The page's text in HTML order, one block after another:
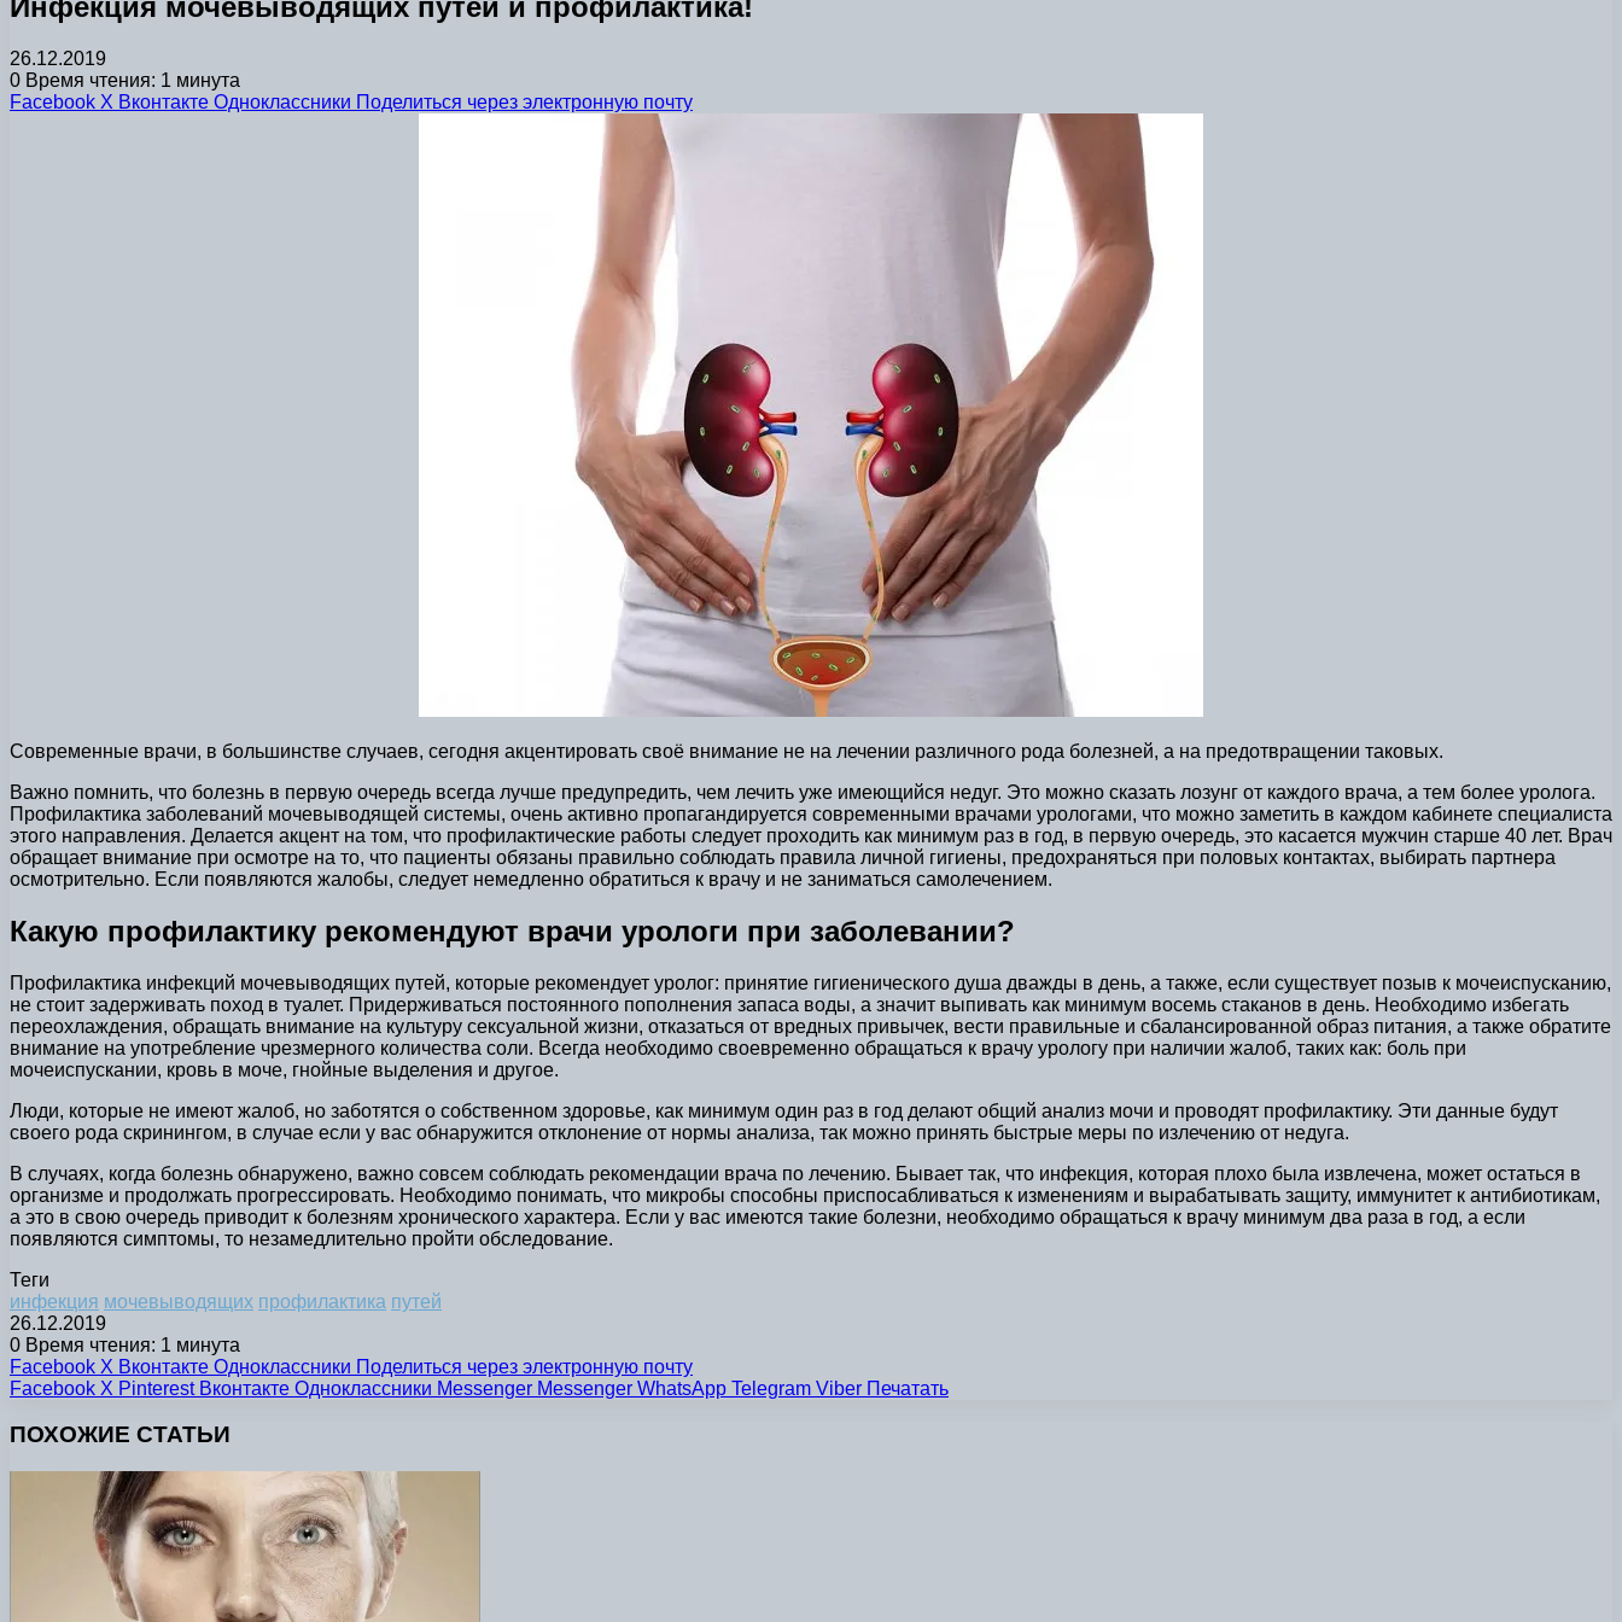
Инфекция мочевыводящих путей и профилактика!
26.12.2019
0 Время чтения: 1 минута
Facebook X Вконтакте Одноклассники Поделиться через электронную почту
Современные врачи, в большинстве случаев, сегодня акцентировать своё внимание не на лечении различного рода болезней, а на предотвращении таковых.
Важно помнить, что болезнь в первую очередь всегда лучше предупредить, чем лечить уже имеющийся недуг. Это можно сказать лозунг от каждого врача, а тем более уролога.
Профилактика заболеваний мочевыводящей системы, очень активно пропагандируется современными врачами урологами, что можно заметить в каждом кабинете специалиста
этого направления. Делается акцент на том, что профилактические работы следует проходить как минимум раз в год, в первую очередь, это касается мужчин старше 40 лет. Врач
обращает внимание при осмотре на то, что пациенты обязаны правильно соблюдать правила личной гигиены, предохраняться при половых контактах, выбирать партнера
осмотрительно. Если появляются жалобы, следует немедленно обратиться к врачу и не заниматься самолечением.
Какую профилактику рекомендуют врачи урологи при заболевании?
Профилактика инфекций мочевыводящих путей, которые рекомендует уролог: принятие гигиенического душа дважды в день, а также, если существует позыв к мочеиспусканию,
не стоит задерживать поход в туалет. Придерживаться постоянного пополнения запаса воды, а значит выпивать как минимум восемь стаканов в день. Необходимо избегать
переохлаждения, обращать внимание на культуру сексуальной жизни, отказаться от вредных привычек, вести правильные и сбалансированной образ питания, а также обратите
внимание на употребление чрезмерного количества соли. Всегда необходимо своевременно обращаться к врачу урологу при наличии жалоб, таких как: боль при
мочеиспускании, кровь в моче, гнойные выделения и другое.
Люди, которые не имеют жалоб, но заботятся о собственном здоровье, как минимум один раз в год делают общий анализ мочи и проводят профилактику. Эти данные будут
своего рода скринингом, в случае если у вас обнаружится отклонение от нормы анализа, так можно принять быстрые меры по излечению от недуга.
В случаях, когда болезнь обнаружено, важно совсем соблюдать рекомендации врача по лечению. Бывает так, что инфекция, которая плохо была извлечена, может остаться в
организме и продолжать прогрессировать. Необходимо понимать, что микробы способны приспосабливаться к изменениям и вырабатывать защиту, иммунитет к антибиотикам,
а это в свою очередь приводит к болезням хронического характера. Если у вас имеются такие болезни, необходимо обращаться к врачу минимум два раза в год, а если
появляются симптомы, то незамедлительно пройти обследование.
Теги
инфекция мочевыводящих профилактика путей
26.12.2019
0 Время чтения: 1 минута
Facebook X Вконтакте Одноклассники Поделиться через электронную почту
Facebook X Pinterest Вконтакте Одноклассники Messenger Messenger WhatsApp Telegram Viber Печатать
ПОХОЖИЕ СТАТЬИ